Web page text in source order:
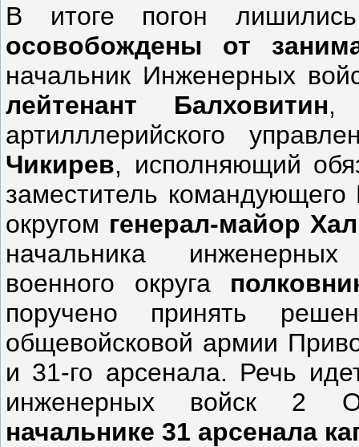
В итоге погон
осовобождены от
начальник Инженерных
лейтенант Балховитин,
артилллерийского
Чикирев, исполняющий
заместитель
округом генерал-майор
начальника инженерных
военного округа
поручено принять
общевойсковой армии
и 31-го арсенала. Речь
инженерных войск
начальнике 31 арсенала